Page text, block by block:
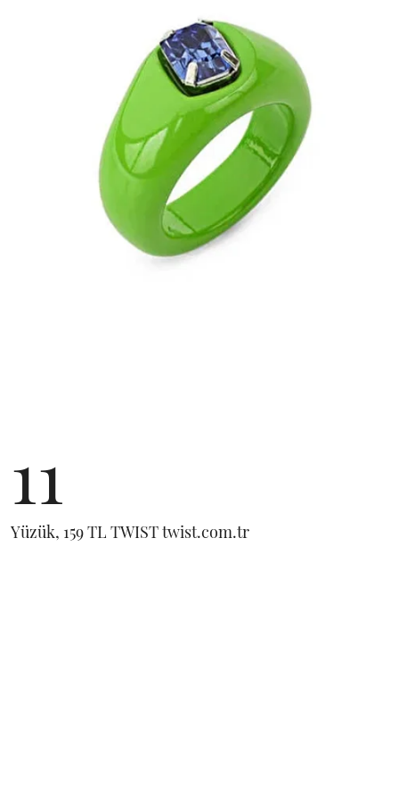
11
Yüzük, 159 TL TWIST twist.com.tr